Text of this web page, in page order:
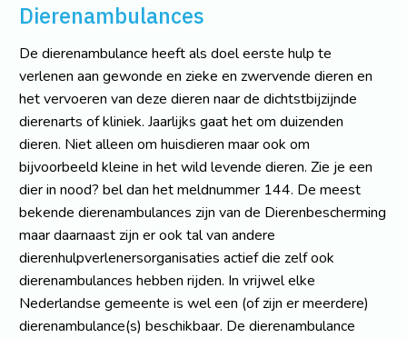
Dierenambulances
De dierenambulance heeft als doel eerste hulp te
verlenen aan gewonde en zieke en zwervende dieren en
het vervoeren van deze dieren naar de dichtstbijzijnde
dierenarts of kliniek. Jaarlijks gaat het om duizenden
dieren. Niet alleen om huisdieren maar ook om
bijvoorbeeld kleine in het wild levende dieren. Zie je een
dier in nood? bel dan het meldnummer 144. De meest
bekende dierenambulances zijn van de Dierenbescherming
maar daarnaast zijn er ook tal van andere
dierenhulpverlenersorganisaties actief die zelf ook
dierenambulances hebben rijden. In vrijwel elke
Nederlandse gemeente is wel een (of zijn er meerdere)
dierenambulance(s) beschikbaar. De dierenambulance